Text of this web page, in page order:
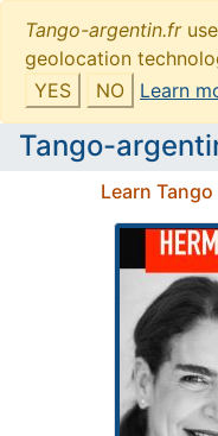
Tango-argentin.fr
geolocation
YES
NO Learn
Tango-
Learn Tango